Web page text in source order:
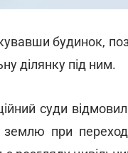
будинок,
ділянку під ним.
суди
при